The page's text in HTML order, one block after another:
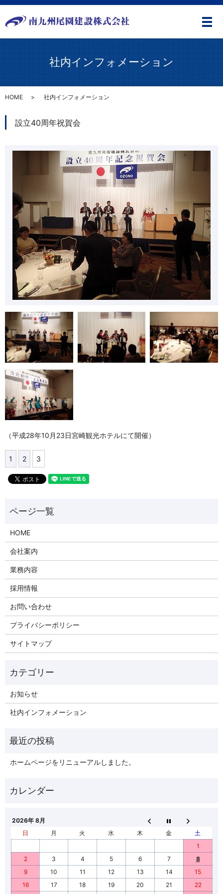
メ
社内インフォメーション
HOME 社内インフォメーション
設立40周年祝賀会
（平成28年10月23日宮崎観光ホテルにて開催）
1 2 3
HOME
会社案内
業務内容
採用情報
お問い合わせ
プライバシーポリシー
サイトマップ
お知らせ
社内インフォメーション
ホームページをリニューアルしました。
2026年 8月
日
月 火 水 木 金
土
1
2
3 4 5 6 7
8
9
10 11 12 13 14
15
16
17 18 19 20 21 22